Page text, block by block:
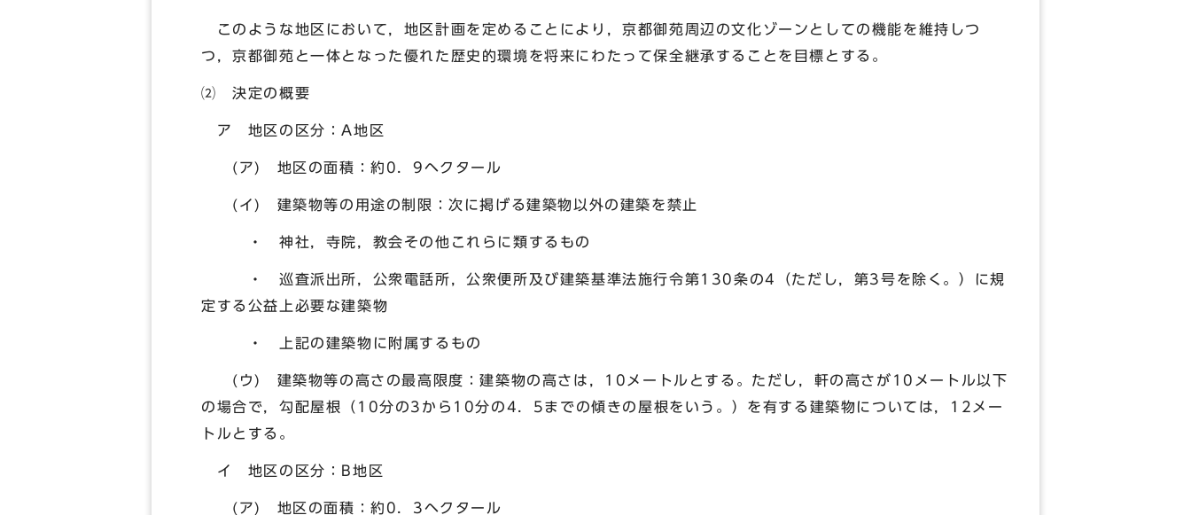
このような地区において，地区計画を定めることにより，京都御苑周辺の文化ゾーンとしての機能を維持しつ
つ，京都御苑と一体となった優れた歴史的環境を将来にわたって保全継承することを目標とする。
⑵ 決定の概要
ア 地区の区分：A地区
(ア) 地区の面積：約0．9ヘクタール
(イ) 建築物等の用途の制限：次に掲げる建築物以外の建築を禁止
・ 神社，寺院，教会その他これらに類するもの
・ 巡査派出所，公衆電話所，公衆便所及び建築基準法施行令第130条の4（ただし，第3号を除く。）に規
定する公益上必要な建築物
・ 上記の建築物に附属するもの
(ウ) 建築物等の高さの最高限度：建築物の高さは，10メートルとする。ただし，軒の高さが10メートル以下
の場合で，勾配屋根（10分の3から10分の4．5までの傾きの屋根をいう。）を有する建築物については，12メー
トルとする。
イ 地区の区分：B地区
(ア) 地区の面積：約0．3ヘクタール